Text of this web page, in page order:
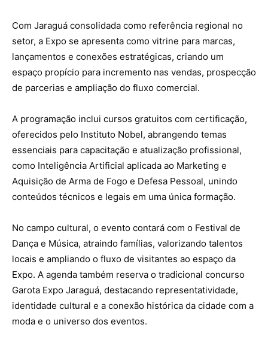
Com Jaraguá consolidada como referência regional no
setor, a Expo se apresenta como vitrine para marcas,
lançamentos e conexões estratégicas, criando um
espaço propício para incremento nas vendas, prospecção
de parcerias e ampliação do fluxo comercial.
A programação inclui cursos gratuitos com certificação,
oferecidos pelo Instituto Nobel, abrangendo temas
essenciais para capacitação e atualização profissional,
como Inteligência Artificial aplicada ao Marketing e
Aquisição de Arma de Fogo e Defesa Pessoal, unindo
conteúdos técnicos e legais em uma única formação.
No campo cultural, o evento contará com o Festival de
Dança e Música, atraindo famílias, valorizando talentos
locais e ampliando o fluxo de visitantes ao espaço da
Expo. A agenda também reserva o tradicional concurso
Garota Expo Jaraguá, destacando representatividade,
identidade cultural e a conexão histórica da cidade com a
moda e o universo dos eventos.